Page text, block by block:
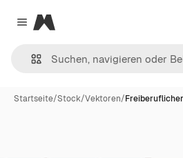
Close menu
Magnific
Startseite/Stock/Vektoren/